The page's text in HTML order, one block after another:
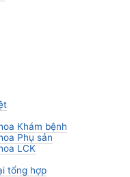
Khám bệnh
Phụ sản
LCK
tổng hợp